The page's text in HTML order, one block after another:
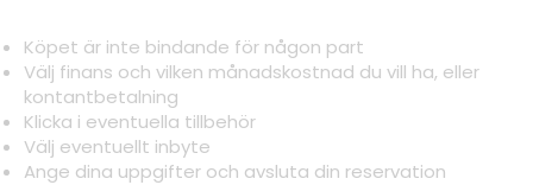
Köpet är inte bindande för någon part
Välj finans och vilken månadskostnad du vill ha, eller
kontantbetalning
Klicka i eventuella tillbehör
Välj eventuellt inbyte
Ange dina uppgifter och avsluta din reservation